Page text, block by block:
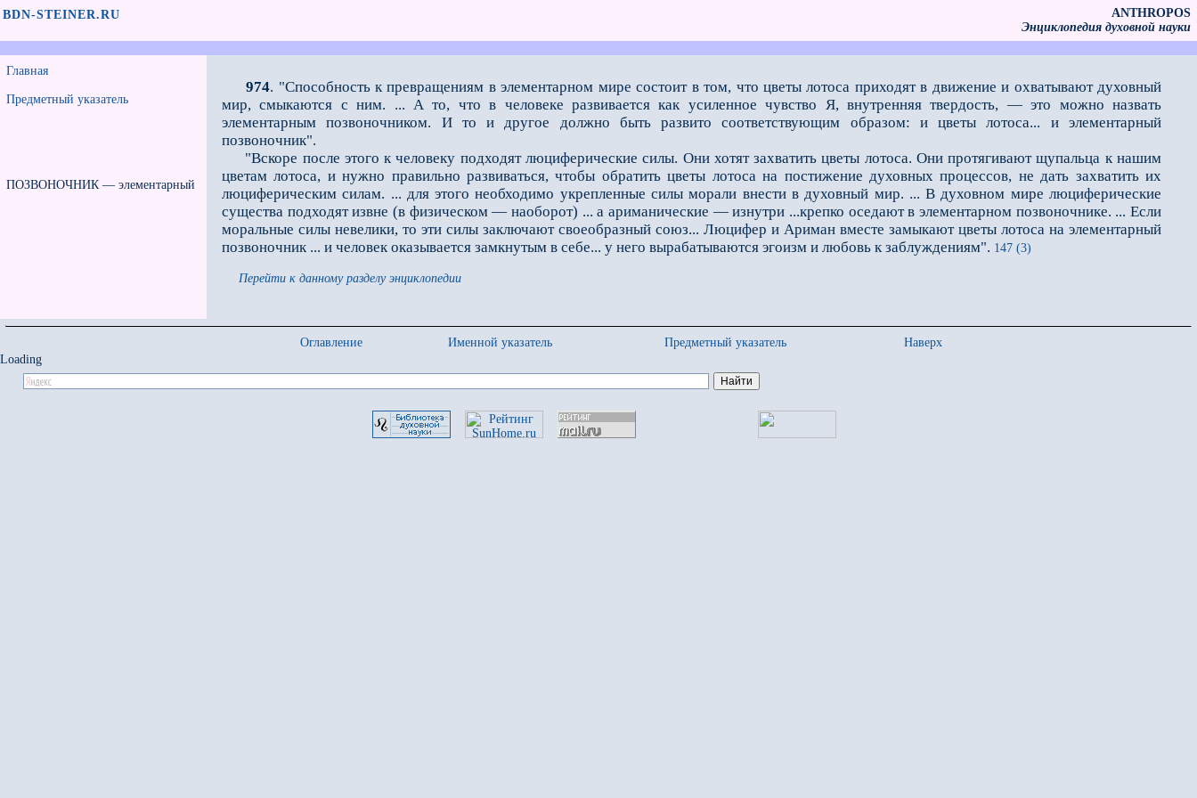
BDN-STEINER.RU
ANTHROPOS
Энциклопедия духовной науки
Главная
Предметный указатель
ПОЗВОНОЧНИК — элементарный
974. "Способность к превращениям в элементарном мире состоит в том, что цветы лотоса приходят в движение и охватывают духовный
мир, смыкаются с ним. ... А то, что в человеке развивается как усиленное чувство Я, внутренняя твердость, — это можно назвать
элементарным позвоночником. И то и другое должно быть развито соответствующим образом: и цветы лотоса... и элементарный
позвоночник".
"Вскоре после этого к человеку подходят люциферические силы. Они хотят захватить цветы лотоса. Они протягивают щупальца к нашим
цветам лотоса, и нужно правильно развиваться, чтобы обратить цве­ты лотоса на постижение духовных процессов, не дать захватить их
люциферическим силам. ... для этого необходимо укрепленные силы морали внести в духовный мир. ... В духовном мире люциферические
существа подходят извне (в физическом — наоборот) ... а ариманические — изнутри ...крепко оседают в элементарном позвоночнике. ... Если
моральные силы невелики, то эти силы заключают своеобразный союз... Люцифер и Ариман вместе замыкают цветы лотоса на элементарный
позвоночник ... и человек оказывается замкнутым в себе... у него вырабатываются эгоизм и любовь к заблуждениям". 147 (3)
Перейти к данному разделу энциклопедии
Оглавление Именной указатель Предметный указатель
Наверх
Loading